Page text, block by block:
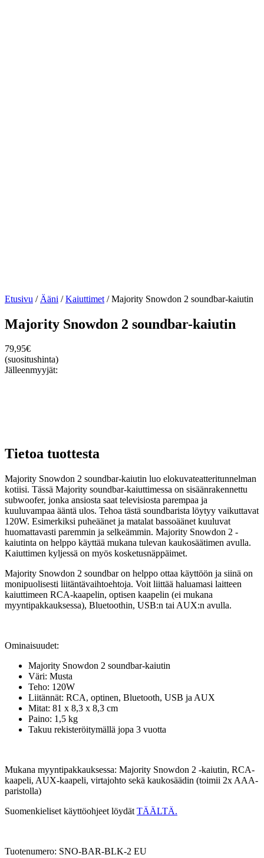
Etusivu / Ääni /Kaiuttimet / Majority Snowdon 2 soundbar-kaiutin
Majority Snowdon 2 soundbar-kaiutin
79,95€
(suositushinta)
Jälleenmyyjät:
Tietoa tuottesta
Majority Snowdon 2 soundbar-kaiutin luo elokuvateatteritunnelman
kotiisi. Tässä Majority soundbar-kaiuttimessa on sisäänrakennettu
subwoofer, jonka ansiosta saat televisiosta parempaa ja
kuuluvampaa ääntä ulos. Tehoa tästä soundbarista löytyy vaikuttavat
120W. Esimerkiksi puheäänet ja matalat bassoäänet kuuluvat
huomattavasti paremmin ja selkeämmin. Majority Snowdon 2 -
kaiutinta on helppo käyttää mukana tulevan kaukosäätimen avulla.
Kaiuttimen kyljessä on myös kosketusnäppäimet.
Majority Snowdon 2 soundbar on helppo ottaa käyttöön ja siinä on
monipuolisesti liitäntävaihtoehtoja. Voit liittää haluamasi laitteen
kaiuttimeen RCA-kaapelin, optisen kaapelin (ei mukana
myyntipakkauksessa), Bluetoothin, USB:n tai AUX:n avulla.
Ominaisuudet:
Majority Snowdon 2 soundbar-kaiutin
Väri: Musta
Teho: 120W
Liitännät: RCA, optinen, Bluetooth, USB ja AUX
Mitat: 81 x 8,3 x 8,3 cm
Paino: 1,5 kg
Takuu rekisteröitymällä jopa 3 vuotta
Mukana myyntipakkauksessa: Majority Snowdon 2 -kaiutin, RCA-
kaapeli, AUX-kaapeli, virtajohto sekä kaukosäädin (toimii 2x AAA-
paristolla)
Suomenkieliset käyttöohjeet löydät TÄÄLTÄ.
Tuotenumero: SNO-BAR-BLK-2 EU